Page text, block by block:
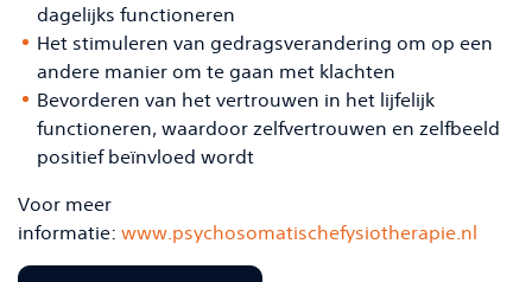
dagelijks functioneren
Het stimuleren van gedragsverandering om op een
andere manier om te gaan met klachten
Bevorderen van het vertrouwen in het lijfelijk
functioneren, waardoor zelfvertrouwen en zelfbeeld
positief beïnvloed wordt
Voor meer
informatie: www.psychosomatischefysiotherapie.nl